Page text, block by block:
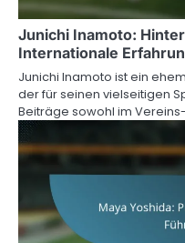
Junichi Inamoto:
Internationale
Junichi Inamoto ist ein
der für seinen vielseitigen
Beiträge sowohl im